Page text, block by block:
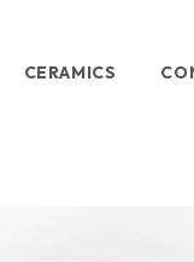
CERAMICS